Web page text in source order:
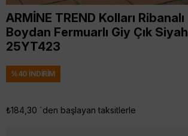
ARMİNE TREND Kolları Ribanalı
Boydan Fermuarlı Giy Çık Siyah
25YT423
%40 İNDIRIM
₺184,30 `den başlayan taksitlerle